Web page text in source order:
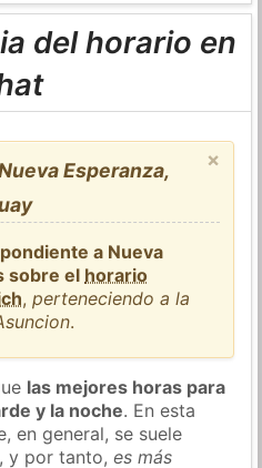
del horario en
×
Esperanza,
a Nueva
sobre el horario
,perteneciendo a la
.
las mejores horas para
y la noche. En esta
en general, se suele
y por tanto,es más